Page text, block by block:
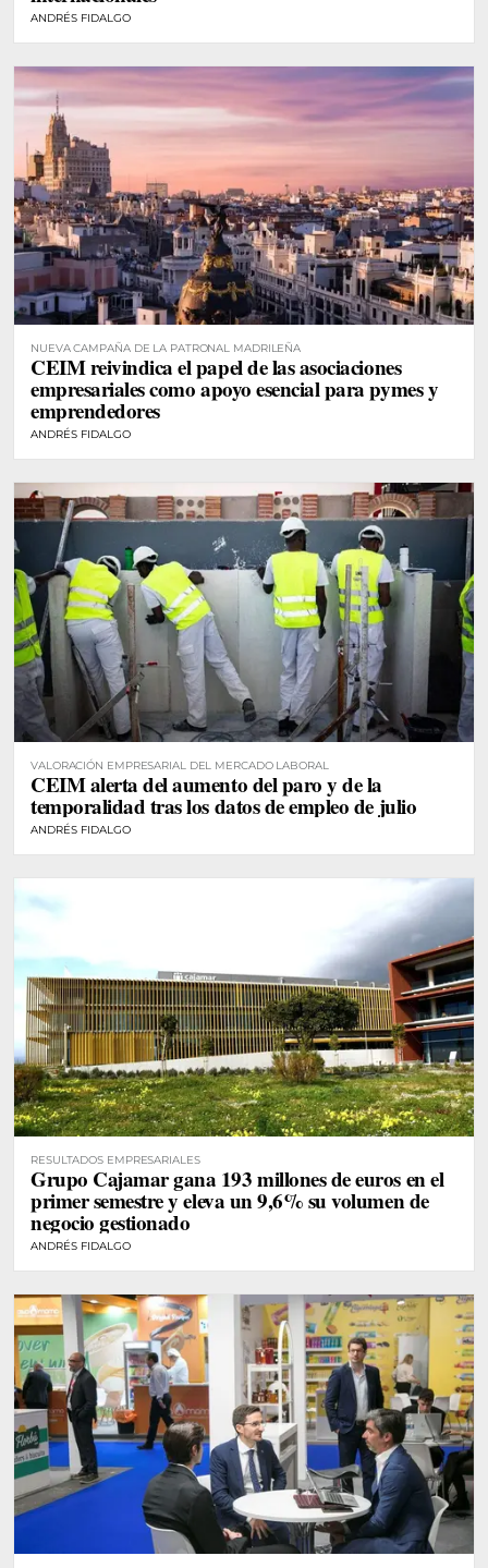
ANDRÉS FIDALGO
NUEVA CAMPAÑA DE LA PATRONAL MADRILEÑA
CEIM reivindica el papel de las asociaciones
empresariales como apoyo esencial para pymes y
emprendedores
ANDRÉS FIDALGO
VALORACIÓN EMPRESARIAL DEL MERCADO LABORAL
CEIM alerta del aumento del paro y de la
temporalidad tras los datos de empleo de julio
ANDRÉS FIDALGO
RESULTADOS EMPRESARIALES
Grupo Cajamar gana 193 millones de euros en el
primer semestre y eleva un 9,6% su volumen de
negocio gestionado
ANDRÉS FIDALGO